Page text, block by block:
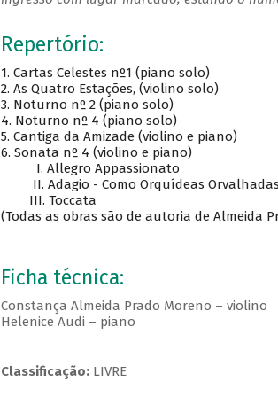
Repertório:
1. Cartas Celestes nº1 (piano solo)
2. As Quatro Estações, (violino solo)
3. Noturno nº 2 (piano solo)
4. Noturno nº 4 (piano solo)
5. Cantiga da Amizade (violino e piano)
6. Sonata nº 4 (violino e piano)
I. Allegro Appassionato
II. Adagio - Como Orquídeas Orvalhadas
III. Toccata
(Todas as obras são de autoria de Almeida
Ficha técnica:
Constança Almeida Prado Moreno – violino
Helenice Audi – piano
Classificação:LIVRE